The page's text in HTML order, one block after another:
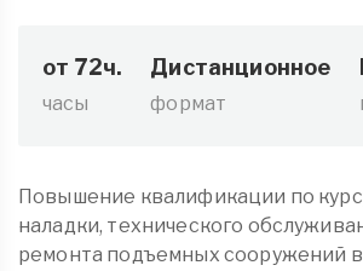
от 72ч.
часы
Дистанционное
формат
Повышение квалификации по
наладки, технического
ремонта подъемных сооружений